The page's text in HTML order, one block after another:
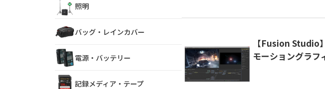
【Fusion Studio
モーショングラフ
照明
バッグ・レインカバー
電源・バッテリー
記録メディア・テープ